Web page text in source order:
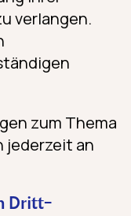
verlangen.
zum Thema
jederzeit an
Dritt­